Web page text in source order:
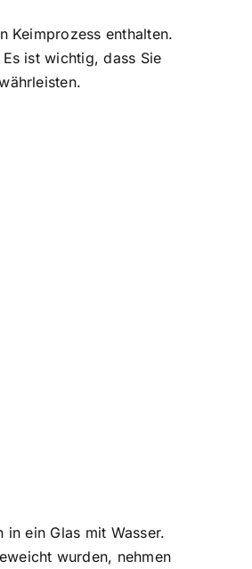
Keimprozess enthalten.
ist wichtig, dass Sie
ein Glas mit Wasser.
wurden, nehmen